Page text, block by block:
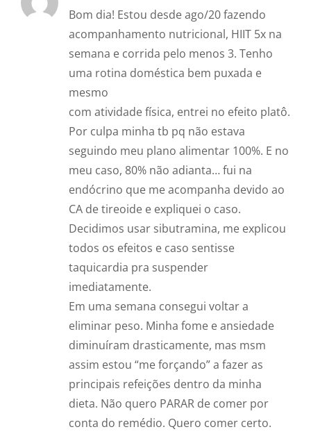
Bom dia! Estou desde ago/20 fazendo
acompanhamento nutricional, HIIT 5x na
semana e corrida pelo menos 3. Tenho
uma rotina doméstica bem puxada e
mesmo
com atividade física, entrei no efeito platô.
Por culpa minha tb pq não estava
seguindo meu plano alimentar 100%. E no
meu caso, 80% não adianta… fui na
endócrino que me acompanha devido ao
CA de tireoide e expliquei o caso.
Decidimos usar sibutramina, me explicou
todos os efeitos e caso sentisse
taquicardia pra suspender
imediatamente.
Em uma semana consegui voltar a
eliminar peso. Minha fome e ansiedade
diminuíram drasticamente, mas msm
assim estou “me forçando” a fazer as
principais refeições dentro da minha
dieta. Não quero PARAR de comer por
conta do remédio. Quero comer certo.